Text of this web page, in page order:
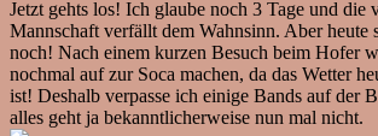
Jetzt gehts los! Ich glaube noch 3 Tage und die
Mannschaft verfällt dem Wahnsinn. Aber heute
noch! Nach einem kurzen Besuch beim Hofer
nochmal auf zur Soca machen, da das Wetter
ist! Deshalb verpasse ich einige Bands auf der
alles geht ja bekanntlicherweise nun mal nicht.